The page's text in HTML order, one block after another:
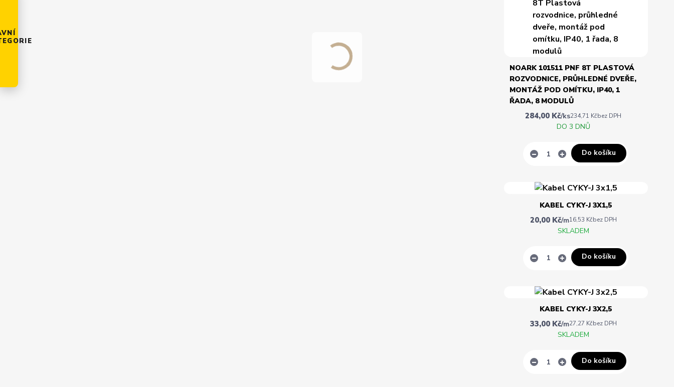
NOARK 101511 PNF 8T PLASTOVÁ
ROZVODNICE, PRŮHLEDNÉ DVEŘE,
MONTÁŽ POD OMÍTKU, IP40, 1
ŘADA, 8 MODULŮ
284,00 Kč/ks234,71 Kčbez DPH
DO 3 DNŮ
Do košíku
KABEL CYKY-J 3X1,5
20,00 Kč/m16,53 Kčbez DPH
SKLADEM
Do košíku
KABEL CYKY-J 3X2,5
33,00 Kč/m27,27 Kčbez DPH
SKLADEM
Do košíku